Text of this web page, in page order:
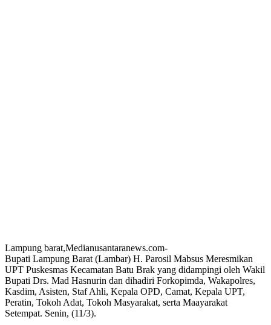
Lampung barat,Medianusantaranews.com-
Bupati Lampung Barat (Lambar) H. Parosil Mabsus Meresmikan
UPT Puskesmas Kecamatan Batu Brak yang didampingi oleh Wakil
Bupati Drs. Mad Hasnurin dan dihadiri Forkopimda, Wakapolres,
Kasdim, Asisten, Staf Ahli, Kepala OPD, Camat, Kepala UPT,
Peratin, Tokoh Adat, Tokoh Masyarakat, serta Maayarakat
Setempat. Senin, (11/3).